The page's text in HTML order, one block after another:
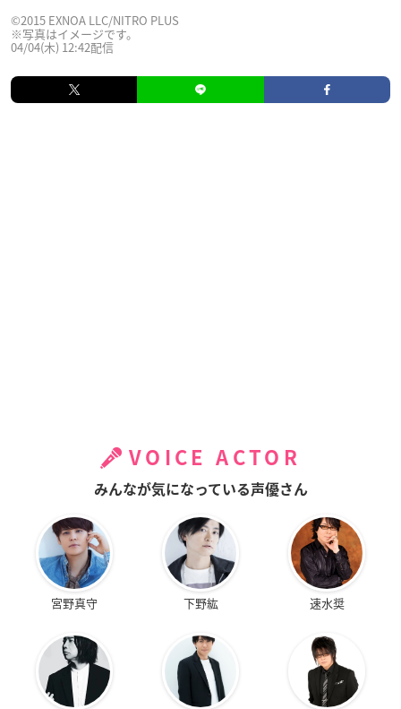
©2015 EXNOA LLC/NITRO PLUS
※写真はイメージです。
04/04(木) 12:42配信
VOICE ACTOR
みんなが気になっている声優さん
宮野真守 下野紘 速水奨